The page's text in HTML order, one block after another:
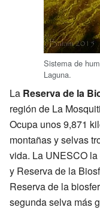
Sistema de
Laguna.
La Reserva de la
región de La
Ocupa unos 9,871
montañas y selvas
vida. La UNESCO
y Reserva de la
Reserva de la
segunda selva más